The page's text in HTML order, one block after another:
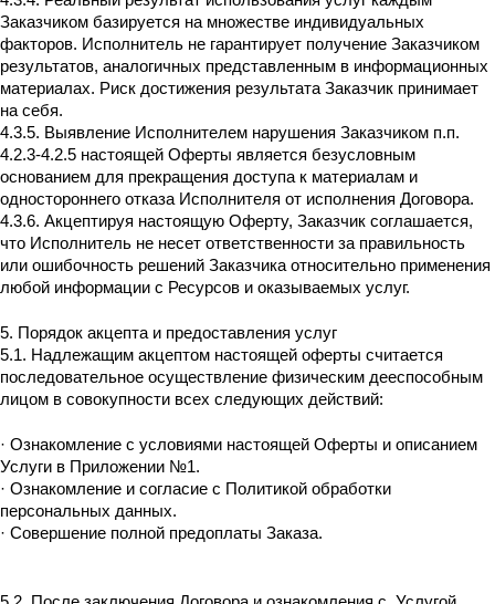
Заказчиком базируется на множестве индивидуальных
факторов. Исполнитель не гарантирует получение Заказчиком
результатов, аналогичных представленным в информационных
материалах. Риск достижения результата Заказчик принимает
на себя.
4.3.5. Выявление Исполнителем нарушения Заказчиком п.п.
4.2.3-4.2.5 настоящей Оферты является безусловным
основанием для прекращения доступа к материалам и
одностороннего отказа Исполнителя от исполнения Договора.
4.3.6. Акцептируя настоящую Оферту, Заказчик соглашается,
что Исполнитель не несет ответственности за правильность
или ошибочность решений Заказчика относительно применения
любой информации с Ресурсов и оказываемых услуг.
5. Порядок акцепта и предоставления услуг
5.1. Надлежащим акцептом настоящей оферты считается
последовательное осуществление физическим дееспособным
лицом в совокупности всех следующих действий:
· Ознакомление с условиями настоящей Оферты и описанием
Услуги в Приложении №1.
· Ознакомление и согласие с Политикой обработки
персональных данных.
· Совершение полной предоплаты Заказа.